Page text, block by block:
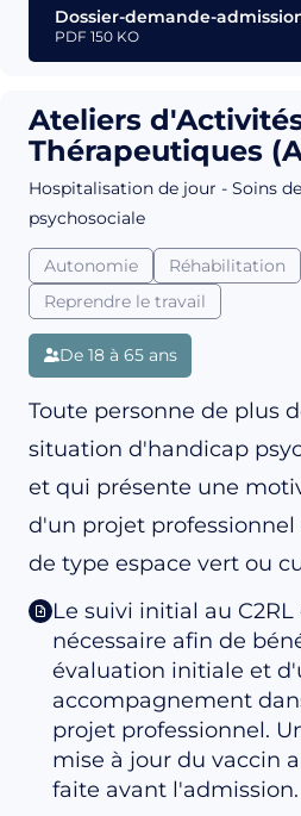
Dossier-demande-
PDF 150 KO
Ateliers
Thérapeutiques
Hospitalisation de jour - Soins
psychosociale
Autonomie Réhabilitation
Reprendre le travail
De 18 à 65 ans
Toute personne de plus
situation d'handicap
et qui présente une
d'un projet
de type espace vert ou
Le suivi initial au C2RL
nécessaire afin de
évaluation initiale et
accompagnement
projet professionnel.
mise à jour du vaccin
faite avant l'admission.